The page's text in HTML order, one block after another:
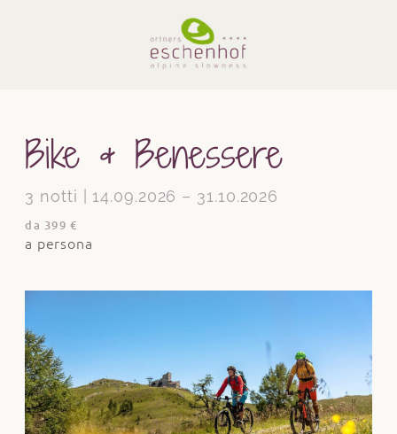
Bike & Benessere
3 notti | 14.09.2026 – 31.10.2026
da 399 €
a persona